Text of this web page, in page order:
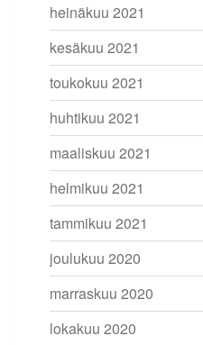
heinäkuu 2021
kesäkuu 2021
toukokuu 2021
huhtikuu 2021
maaliskuu 2021
helmikuu 2021
tammikuu 2021
joulukuu 2020
marraskuu 2020
lokakuu 2020